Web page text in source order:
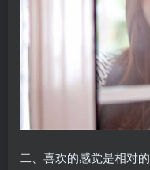
二、喜欢的感觉是相对的